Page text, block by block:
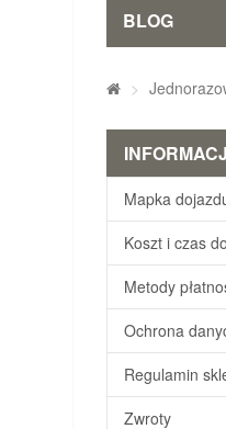
BLOG
>
Mapka
Koszt i czas
Metody
Ochrona
Regulamin
Zwroty